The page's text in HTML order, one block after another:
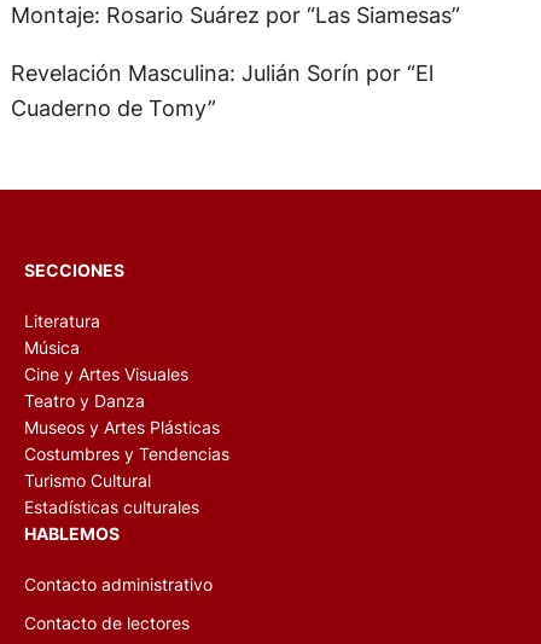
Montaje: Rosario Suárez por “Las Siamesas”
Revelación Masculina: Julián Sorín por “El
Cuaderno de Tomy”
SECCIONES
Literatura
Música
Cine y Artes Visuales
Teatro y Danza
Museos y Artes Plásticas
Costumbres y Tendencias
Turismo Cultural
Estadísticas culturales
HABLEMOS
Contacto administrativo
Contacto de lectores